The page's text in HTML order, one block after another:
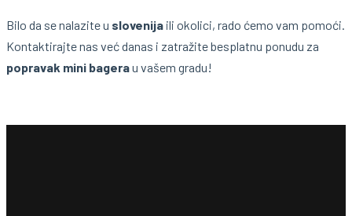
Bilo da se nalazite u slovenija ili okolici, rado ćemo vam pomoći.
Kontaktirajte nas već danas i zatražite besplatnu ponudu za
popravak mini bagerau vašem gradu!